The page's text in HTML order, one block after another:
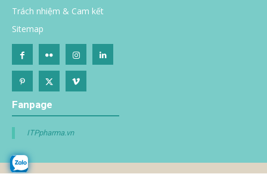
Trách nhiệm & Cam kết
Sitemap
Fanpage
ITPpharma.vn